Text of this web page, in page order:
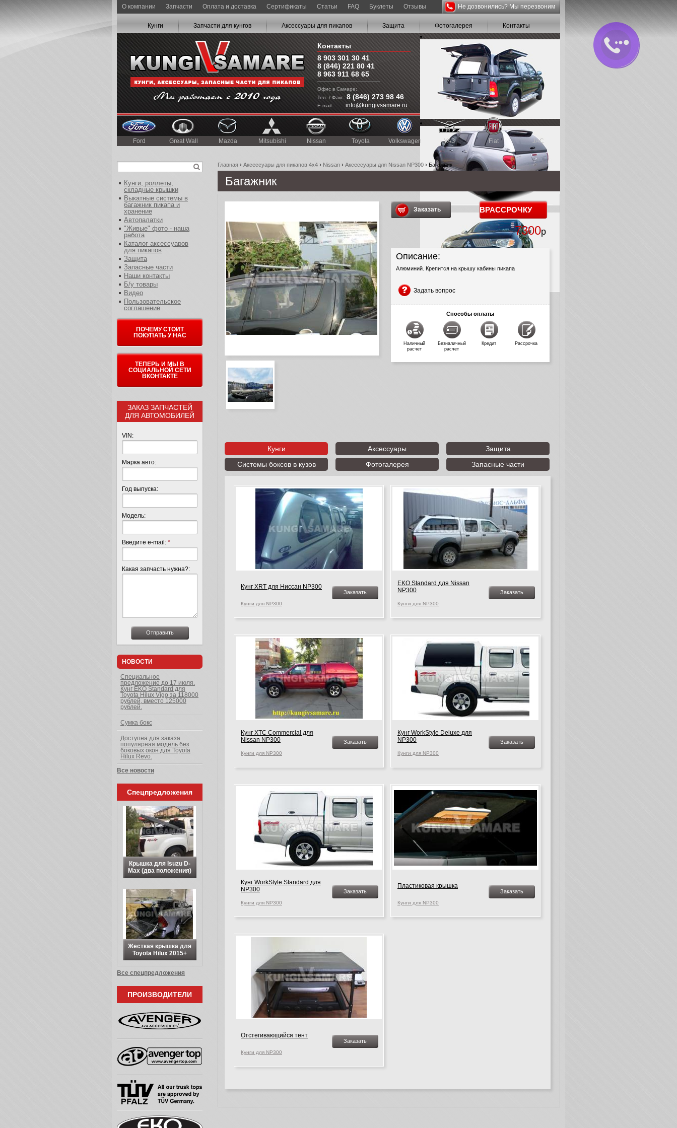
О компании Запчасти Оплата и доставка Сертификаты Статьи FAQ Буклеты Отзывы
Кунги Запчасти для кунгов Аксессуары для пикапов Защита Фотогалерея Контакты
Контакты
8 903 301 30 41
8 (846) 221 80 41
8 963 911 68 65
Офис в Самаре:
Тел. / Факс: 8 (846) 273 98 46
E-mail: info@kungivsamare.ru
Не дозвонились? Мы перезвоним
Ford Great Wall Mazda Mitsubishi Nissan Toyota Volkswagen УАЗ Fiat JAC
Главная › Аксессуары для пикапов 4x4 › Nissan › Аксессуары для Nissan NP300 › Багажник
Багажник
Заказать ВРАССРОЧКУ
7300р
Описание:
Алюминий. Крепится на крышу кабины пикапа
Задать вопрос
Способы оплаты
Наличный
расчет
Безналичный
расчет
Кредит Рассрочка
Кунги Аксессуары
Защита
Системы боксов в кузов
Фотогалерея Запасные части
Кунг XRT для Ниссан NP300
Кунги для NP300
Заказать
EKO Standard для Nissan
NP300
Кунги для NP300
Заказать
Кунг XTC Commercial для
Nissan NP300
Кунги для NP300
Заказать
Кунг WorkStyle Deluxe для
NP300
Кунги для NP300
Заказать
Кунг WorkStyle Standard для
NP300
Кунги для NP300
Заказать
Пластиковая крышка
Кунги для NP300
Заказать
Отстегивающийся тент
Кунги для NP300
Заказать
Кунги, роллеты,
складные крышки
Выкатные системы в
багажник пикапа и
хранение
Автопалатки
"Живые" фото - наша
работа
Каталог аксессуаров
для пикапов
Защита
Запасные части
Наши контакты
Б/у товары
Видео
Пользовательское
соглашение
ПОЧЕМУ СТОИТ
ПОКУПАТЬ У НАС
ТЕПЕРЬ И МЫ В
СОЦИАЛЬНОЙ СЕТИ
ВКОНТАКТЕ
ЗАКАЗ ЗАПЧАСТЕЙ
ДЛЯ АВТОМОБИЛЕЙ
VIN:
Марка авто:
Год выпуска:
Модель:
Введите e-mail: *
Какая запчасть нужна?:
НОВОСТИ
Специальное
предложение до 17 июля.
Кунг EKO Standard для
Toyota Hilux Vigo за 118000
рублей, вместо 125000
рублей.
Сумка бокс
Доступна для заказа
популярная модель без
боковых окон для Toyota
Hilux Revo.
Все новости
Спецпредложения
Крышка для Isuzu D-
Max (два положения)
Жесткая крышка для
Toyota Hilux 2015+
Все спецпредложения
ПРОИЗВОДИТЕЛИ